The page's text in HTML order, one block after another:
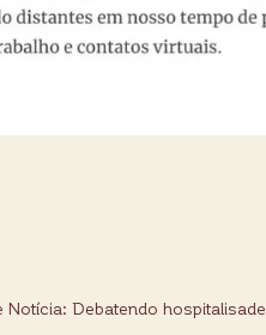
Notícia: Debatendo hospitalisade